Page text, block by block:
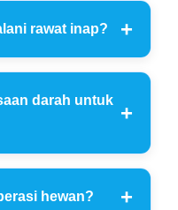
rawat inap?
darah untuk
hewan?